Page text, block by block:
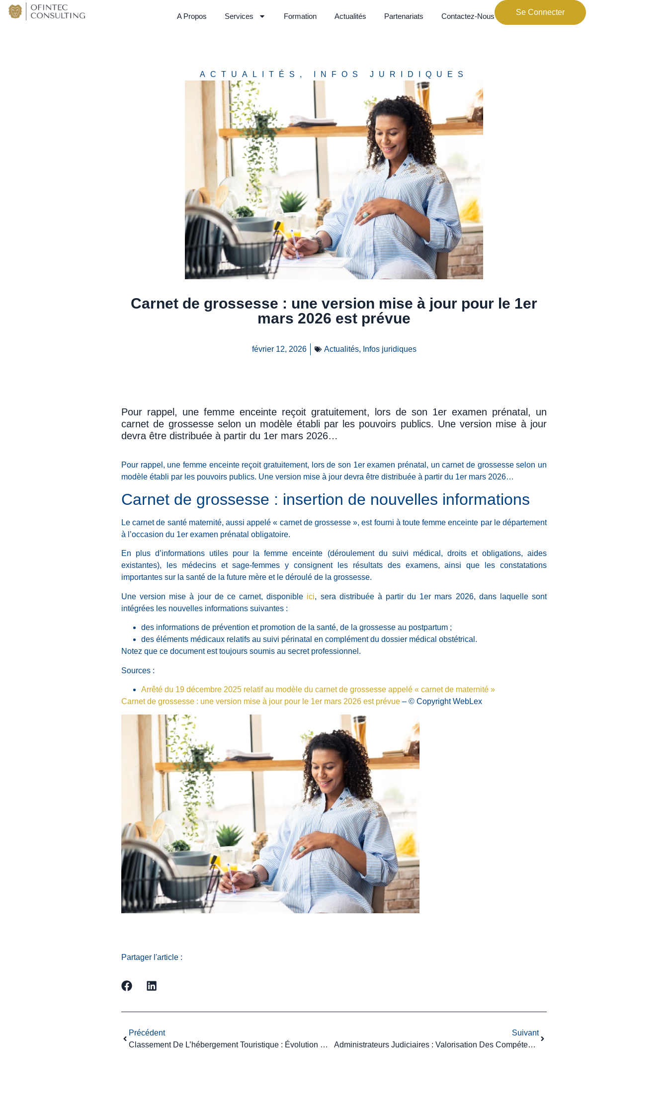
A Propos Services Formation Actualités Partenariats Contactez-Nous Se Connecter
ACTUALITÉS , INFOS JURIDIQUES
Carnet de grossesse : une version mise à jour pour le 1er
mars 2026 est prévue
février 12, 2026 Actualités, Infos juridiques
Pour rappel, une femme enceinte reçoit gratuitement, lors de son 1er examen prénatal, un
carnet de grossesse selon un modèle établi par les pouvoirs publics. Une version mise à jour
devra être distribuée à partir du 1er mars 2026…
Pour rappel, une femme enceinte reçoit gratuitement, lors de son 1er examen prénatal, un carnet de grossesse selon un
modèle établi par les pouvoirs publics. Une version mise à jour devra être distribuée à partir du 1er mars 2026…
Carnet de grossesse : insertion de nouvelles informations
Le carnet de santé maternité, aussi appelé « carnet de grossesse », est fourni à toute femme enceinte par le département
à l’occasion du 1er examen prénatal obligatoire.
En plus d’informations utiles pour la femme enceinte (déroulement du suivi médical, droits et obligations, aides
existantes), les médecins et sage-femmes y consignent les résultats des examens, ainsi que les constatations
importantes sur la santé de la future mère et le déroulé de la grossesse.
Une version mise à jour de ce carnet, disponible ici, sera distribuée à partir du 1er mars 2026, dans laquelle sont
intégrées les nouvelles informations suivantes :
des informations de prévention et promotion de la santé, de la grossesse au postpartum ;
des éléments médicaux relatifs au suivi périnatal en complément du dossier médical obstétrical.
Notez que ce document est toujours soumis au secret professionnel.
Sources :
Arrêté du 19 décembre 2025 relatif au modèle du carnet de grossesse appelé « carnet de maternité »
Carnet de grossesse : une version mise à jour pour le 1er mars 2026 est prévue – © Copyright WebLex
Partager l'article :
Précédent
Classement De L’hébergement Touristique : Évolution Des Procédures
Suivant
Administrateurs Judiciaires : Valorisation Des Compétences En Matière De Copropriété